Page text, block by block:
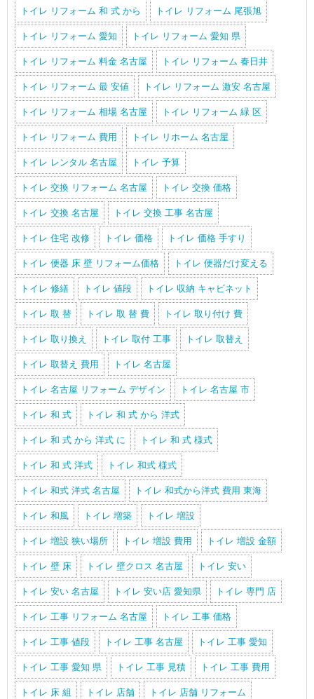
トイレ リフォーム 和 式 から トイレ リフォーム 尾張旭
トイレ リフォーム 愛知 トイレ リフォーム 愛知 県
トイレ リフォーム 料金 名古屋 トイレ リフォーム 春日井
トイレ リフォーム 最 安値 トイレ リフォーム 激安 名古屋
トイレ リフォーム 相場 名古屋 トイレ リフォーム 緑 区
トイレ リフォーム 費用 トイレ リホーム 名古屋
トイレ レンタル 名古屋 トイレ 予算
トイレ 交換 リフォーム 名古屋 トイレ 交換 価格
トイレ 交換 名古屋 トイレ 交換 工事 名古屋
トイレ 住宅 改修 トイレ 価格 トイレ 価格 手すり
トイレ 便器 床 壁 リフォーム価格 トイレ 便器だけ変える
トイレ 修繕 トイレ 値段 トイレ 収納 キャビネット
トイレ 取 替 トイレ 取 替 費 トイレ 取り付け 費
トイレ 取り換え トイレ 取付 工事 トイレ 取替え
トイレ 取替え 費用 トイレ 名古屋
トイレ 名古屋 リフォーム デザイン トイレ 名古屋 市
トイレ 和 式 トイレ 和 式 から 洋式
トイレ 和 式 から 洋式 に トイレ 和 式 様式
トイレ 和 式 洋式 トイレ 和式 様式
トイレ 和式 洋式 名古屋 トイレ 和式から洋式 費用 東海
トイレ 和風 トイレ 増築 トイレ 増設
トイレ 増設 狭い場所 トイレ 増設 費用 トイレ 増設 金額
トイレ 壁 床 トイレ 壁クロス 名古屋 トイレ 安い
トイレ 安い 名古屋 トイレ 安い店 愛知県 トイレ 専門 店
トイレ 工事 リフォーム 名古屋 トイレ 工事 価格
トイレ 工事 値段 トイレ 工事 名古屋 トイレ 工事 愛知
トイレ 工事 愛知 県 トイレ 工事 見積 トイレ 工事 費用
トイレ 床 組 トイレ 店舗 トイレ 店舗 リフォーム